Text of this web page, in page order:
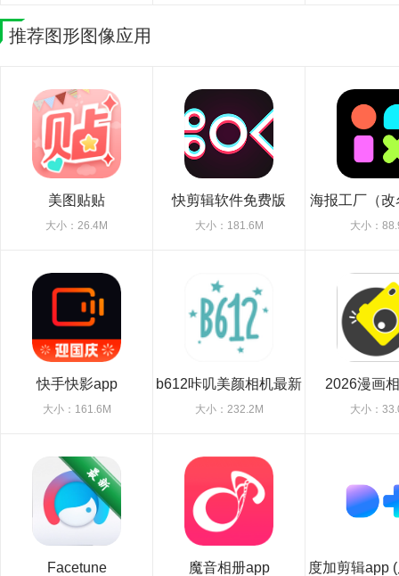
推荐图形图像应用
美图贴贴
大小：26.4M
快剪辑软件免费版
大小：181.6M
海报工厂（改
设计室
大小：
快手快影app
大小：161.6M
b612咔叽美颜相机最新
版本2026官方版
大小：232.2M
2026漫画
大小：
Facetune 魔音相册app
度加剪辑app